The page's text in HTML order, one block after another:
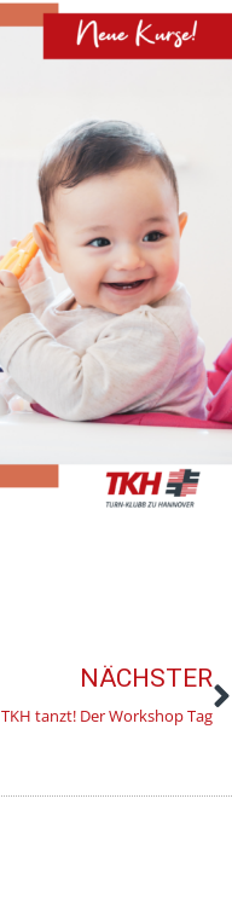
NÄCHSTER
TKH tanzt! Der Workshop Tag